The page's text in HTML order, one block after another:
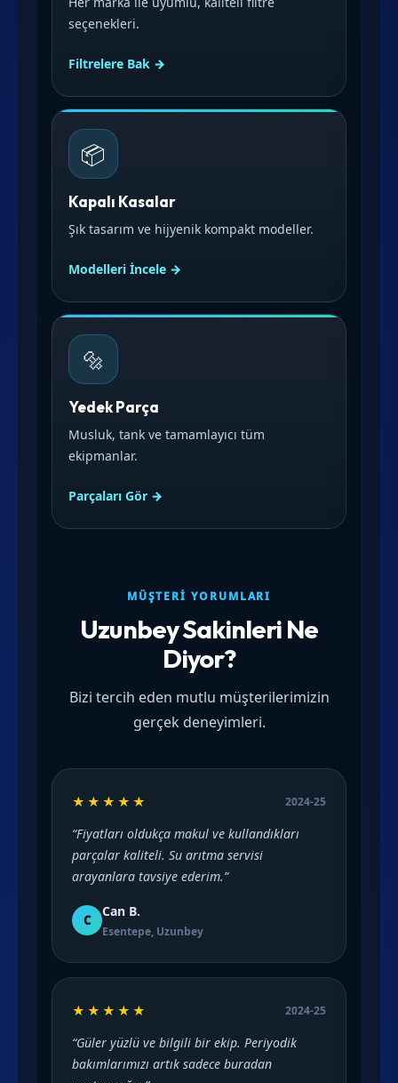
seçenekleri.
Filtrelere Bak →
📦
Kapalı Kasalar
Şık tasarım ve hijyenik kompakt modeller.
Modelleri İncele →
🔩
Yedek Parça
Musluk, tank ve tamamlayıcı tüm
ekipmanlar.
Parçaları Gör →
MÜŞTERI YORUMLARI
Uzunbey Sakinleri Ne
Diyor?
Bizi tercih eden mutlu müşterilerimizin
gerçek deneyimleri.
★★★★★ 2024-25
“Fiyatları oldukça makul ve kullandıkları
parçalar kaliteli. Su arıtma servisi
arayanlara tavsiye ederim.”
C
Can B.
Esentepe, Uzunbey
★★★★★ 2024-25
“Güler yüzlü ve bilgili bir ekip. Periyodik
bakımlarımızı artık sadece buradan